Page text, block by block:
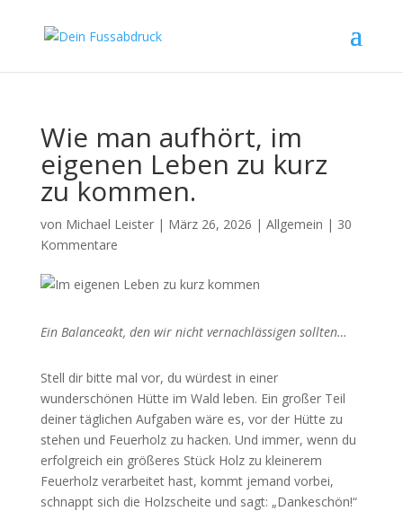
Wie man aufhört, im
eigenen Leben zu kurz
zu kommen.
von Michael Leister| März 26, 2026 | Allgemein | 30
Kommentare
Ein Balanceakt, den wir nicht vernachlässigen sollten…
Stell dir bitte mal vor, du würdest in einer
wunderschönen Hütte im Wald leben. Ein großer Teil
deiner täglichen Aufgaben wäre es, vor der Hütte zu
stehen und Feuerholz zu hacken. Und immer, wenn du
erfolgreich ein größeres Stück Holz zu kleinerem
Feuerholz verarbeitet hast, kommt jemand vorbei,
schnappt sich die Holzscheite und sagt: „Dankeschön!“